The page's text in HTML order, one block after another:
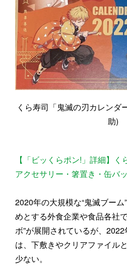
くら寿司「鬼滅の刃カレンダ
助)
【「ビッくらポン!」詳細】
アクセサリー・箸置き・缶バ
2020年の大規模な“鬼滅ブー
めとする外食企業や食品各社
ボ”が展開されているが、
は、下敷きやクリアファイル
少ない。